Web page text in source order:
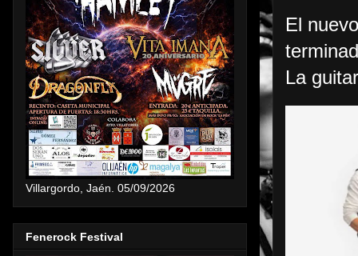
El
La
Villargordo, Jaén. 05/09/2026
Fenerock Festival